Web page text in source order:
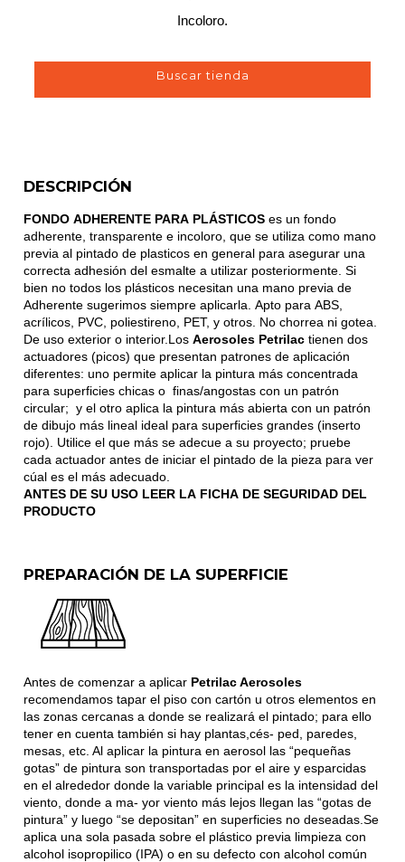
Incoloro.
Buscar tienda
DESCRIPCIÓN
FONDO ADHERENTE PARA PLÁSTICOSes un fondo
adherente, transparente e incoloro, que se utiliza como mano
previa al pintado de plasticos en general para asegurar una
correcta adhesión del esmalte a utilizar posteriormente. Si
bien no todos los plásticos necesitan una mano previa de
Adherente sugerimos siempre aplicarla. Apto para ABS,
acrílicos, PVC, poliestireno, PET, y otros. No chorrea ni gotea.
De uso exterior o interior.Los Aerosoles Petrilactienen dos
actuadores (picos) que presentan patrones de aplicación
diferentes: uno permite aplicar la pintura más concentrada
para superficies chicas o finas/angostas con un patrón
circular; y el otro aplica la pintura más abierta con un patrón
de dibujo más lineal ideal para superficies grandes (inserto
rojo). Utilice el que más se adecue a su proyecto; pruebe
cada actuador antes de iniciar el pintado de la pieza para ver
cúal es el más adecuado.
ANTES DE SU USO LEER LA FICHA DE SEGURIDAD DEL
PRODUCTO
PREPARACIÓN DE LA SUPERFICIE
Antes de comenzar a aplicar Petrilac Aerosoles
recomendamos tapar el piso con cartón u otros elementos en
las zonas cercanas a donde se realizará el pintado; para ello
tener en cuenta también si hay plantas,cés- ped, paredes,
mesas, etc. Al aplicar la pintura en aerosol las “pequeñas
gotas” de pintura son transportadas por el aire y esparcidas
en el alrededor donde la variable principal es la intensidad del
viento, donde a ma- yor viento más lejos llegan las “gotas de
pintura” y luego “se depositan” en superficies no deseadas.Se
aplica una sola pasada sobre el plástico previa limpieza con
alcohol isopropilico (IPA) o en su defecto con alcohol común